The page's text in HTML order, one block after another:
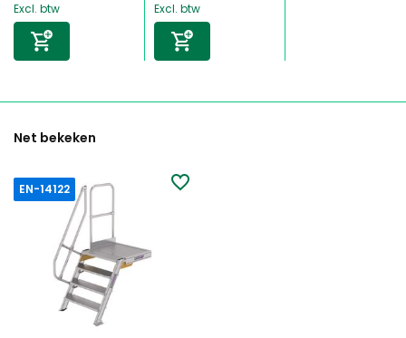
Excl. btw Excl. btw
Net bekeken
EN-14122